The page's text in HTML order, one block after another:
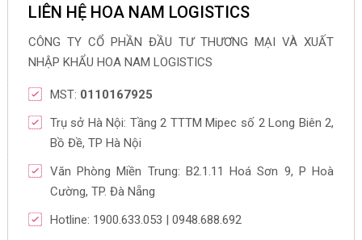
LIÊN HỆ HOA NAM LOGISTICS
CÔNG TY CỔ PHẦN ĐẦU TƯ THƯƠNG MẠI VÀ XUẤT
NHẬP KHẨU HOA NAM LOGISTICS
MST: 0110167925
Trụ sở Hà Nội: Tầng 2 TTTM Mipec số 2 Long Biên 2,
Bồ Đề, TP Hà Nội
Văn Phòng Miền Trung: B2.1.11 Hoá Sơn 9, P Hoà
Cường, TP. Đà Nẵng
Hotline: 1900.633.053 | 0948.688.692